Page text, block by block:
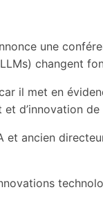
une
changent
il met en
d’innovation de
ancien